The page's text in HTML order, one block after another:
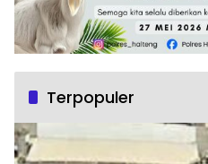
Terpopuler